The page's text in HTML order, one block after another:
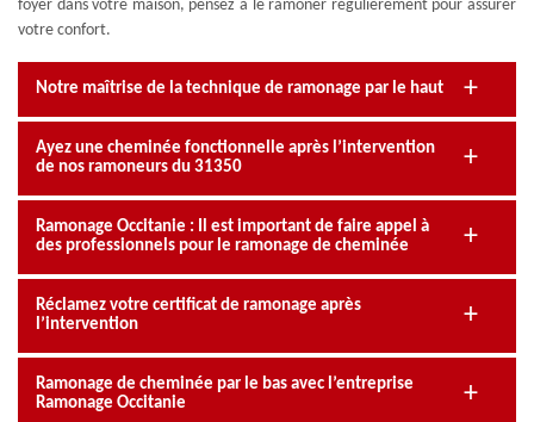
foyer dans votre maison, pensez à le ramoner régulièrement pour assurer
votre confort.
Notre maîtrise de la technique de ramonage par le haut
Ayez une cheminée fonctionnelle après l’intervention
de nos ramoneurs du 31350
Ramonage Occitanie : Il est important de faire appel à
des professionnels pour le ramonage de cheminée
Réclamez votre certificat de ramonage après
l’intervention
Ramonage de cheminée par le bas avec l’entreprise
Ramonage Occitanie